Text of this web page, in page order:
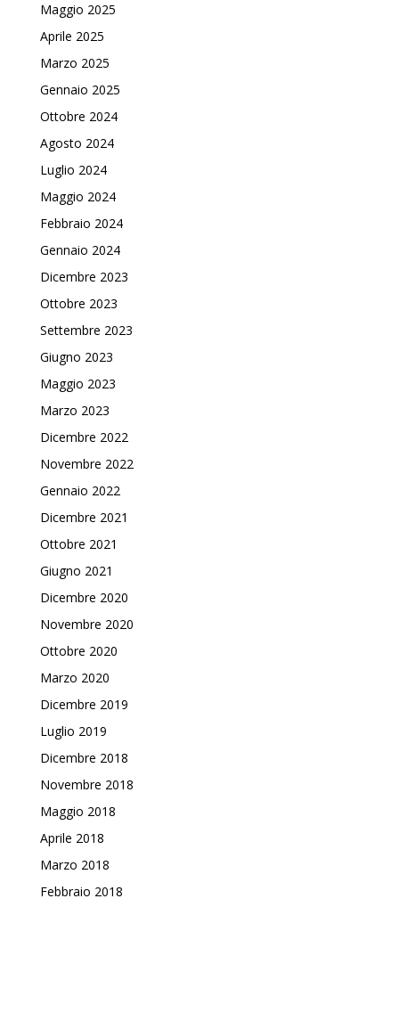
Maggio 2025
Aprile 2025
Marzo 2025
Gennaio 2025
Ottobre 2024
Agosto 2024
Luglio 2024
Maggio 2024
Febbraio 2024
Gennaio 2024
Dicembre 2023
Ottobre 2023
Settembre 2023
Giugno 2023
Maggio 2023
Marzo 2023
Dicembre 2022
Novembre 2022
Gennaio 2022
Dicembre 2021
Ottobre 2021
Giugno 2021
Dicembre 2020
Novembre 2020
Ottobre 2020
Marzo 2020
Dicembre 2019
Luglio 2019
Dicembre 2018
Novembre 2018
Maggio 2018
Aprile 2018
Marzo 2018
Febbraio 2018